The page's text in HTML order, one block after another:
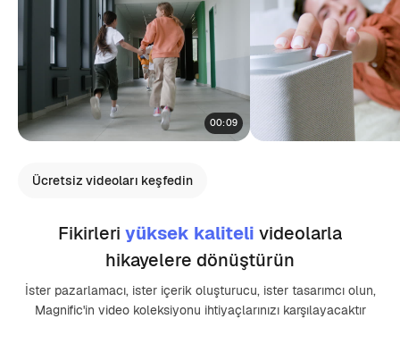
00:09
Ücretsiz videoları keşfedin
Fikirleri yüksek kaliteli videolarla
hikayelere dönüştürün
İster pazarlamacı, ister içerik oluşturucu, ister tasarımcı olun,
Magnific'in video koleksiyonu ihtiyaçlarınızı karşılayacaktır